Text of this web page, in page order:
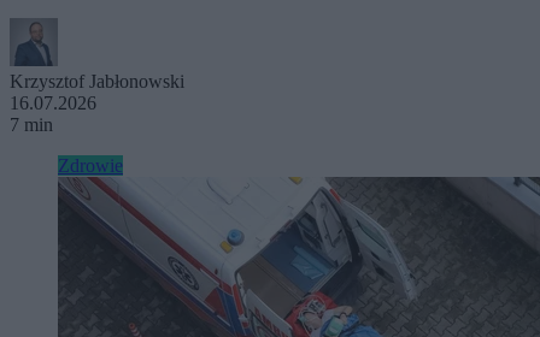
Krzysztof Jabłonowski
16.07.2026
7 min
Zdrowie